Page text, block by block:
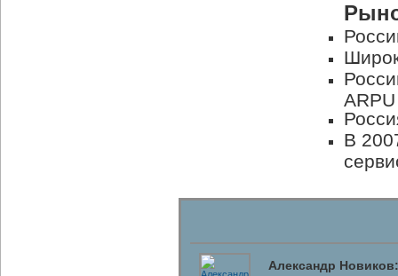
ARPU
В
Александр Новиков: